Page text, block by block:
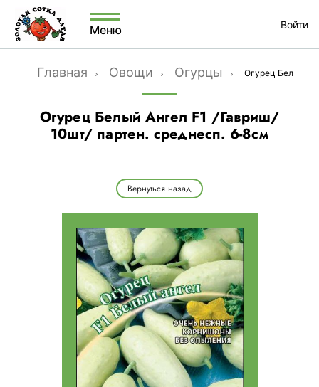
Меню Войти
Главная Овощи Огурцы Огурец Белый
Огурец Белый Ангел F1 /Гавриш/
10шт/ партен. среднесп. 6-8см
Вернуться назад